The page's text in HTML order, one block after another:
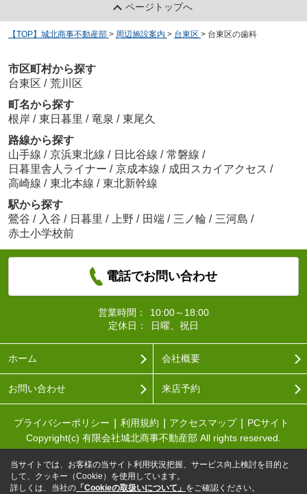
ページトップへ
【TOP】城北商事不動産部 > 周辺施設案内 > 台東区 > 台東区の歯科
市区町村から探す
台東区 / 荒川区
町名から探す
根岸 / 東日暮里 / 竜泉 / 東尾久
路線から探す
山手線 / 京浜東北線 / 日比谷線 / 常磐線 /
日暮里舎人ライナー / 京成本線 / 成田スカイアクセス /
高崎線 / 東北本線 / 東北新幹線
駅から探す
鶯谷 / 入谷 / 日暮里 / 上野 / 田端 / 三ノ輪 / 三河島 /
赤土小学校前
電話でお問い合わせ
営業時間：
10:00～18:00
定休日：
日曜、祝日
ホーム 会社概要
お問い合わせ 来店予約
プライバシーポリシー 利用規約 アクセスマップ
PCサイト
Copyright(c) 有限会社城北商事不動産部 All rights reserved.
当サイトでは、お客様の当サイト利用状況把握、サービス向上検討を目的と
して、クッキー（Cookie）を使用しています。
詳しくは、当社の 「Cookieの取扱いについて」 をご確認ください。